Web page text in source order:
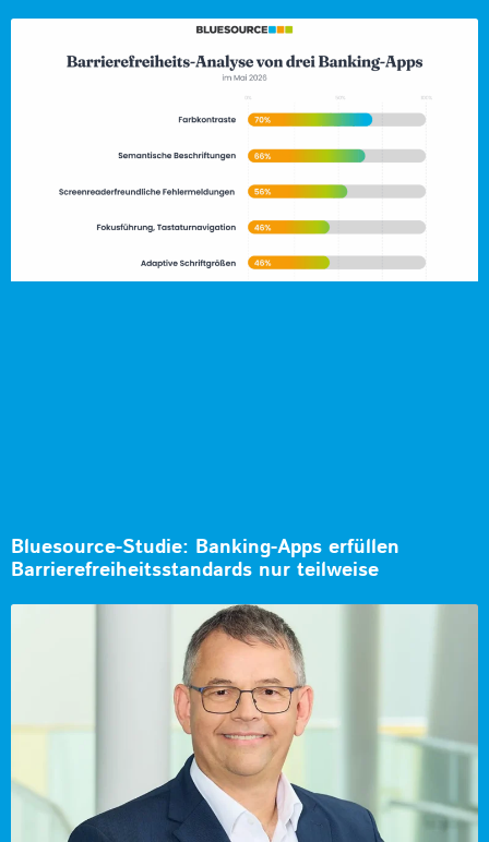
Bluesource-Studie: Banking-Apps erfüllen
Barrierefreiheitsstandards nur teilweise